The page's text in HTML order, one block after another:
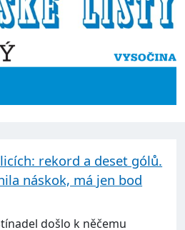
rekord a deset gólů.
náskok, má jen bod
došlo k něčemu